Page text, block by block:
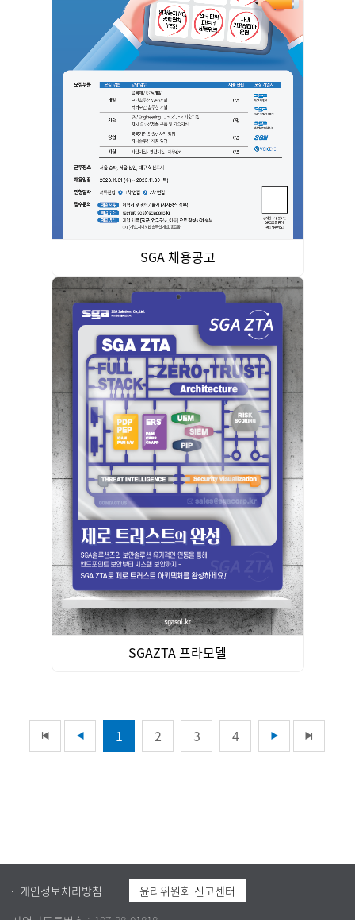
SGA 채용공고
SGAZTA 프라모델
1 2 3 4
개인정보처리방침
윤리위원회 신고센터